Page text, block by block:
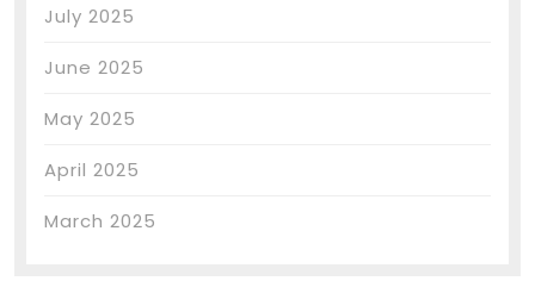
July 2025
June 2025
May 2025
April 2025
March 2025